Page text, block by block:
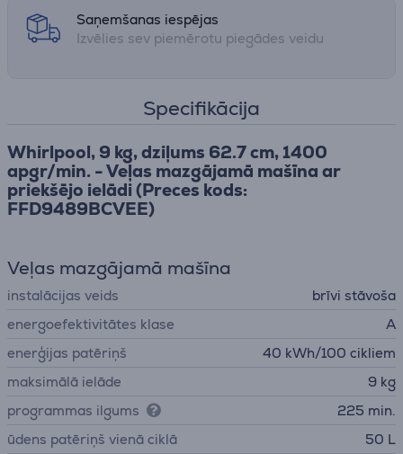
Saņemšanas iespējas
Izvēlies sev piemērotu piegādes veidu
Specifikācija
Whirlpool, 9 kg, dziļums 62.7 cm, 1400
apgr/min. - Veļas mazgājamā mašīna ar
priekšējo ielādi (Preces kods:
FFD9489BCVEE)
Veļas mazgājamā mašīna
instalācijas veids
brīvi stāvoša
energoefektivitātes klase
A
enerģijas patēriņš
40 kWh/100 cikliem
maksimālā ielāde
9 kg
programmas ilgums
225 min.
ūdens patēriņš vienā ciklā
50 L